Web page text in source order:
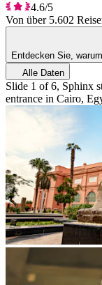
4.6/5
Von über 5.602
Entdecken Sie,
Alle Daten
Slide 1 of 6, Sphinx
entrance in Cairo,